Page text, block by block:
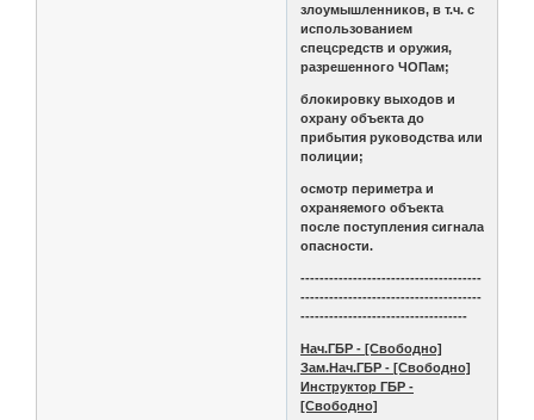
злоумышленников, в т.ч. с
использованием
спецсредств и оружия,
разрешенного ЧОПам;
блокировку выходов и
охрану объекта до
прибытия руководства или
полиции;
осмотр периметра и
охраняемого объекта
после поступления сигнала
опасности.
--------------------------------------
--------------------------------------
-----------------------------------
Нач.ГБР - [Свободно]
Зам.Нач.ГБР - [Свободно]
Инструктор ГБР -
[Свободно]